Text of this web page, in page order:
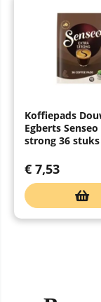
Koffiepads
Egberts
strong 36 stuks
€ 7,53